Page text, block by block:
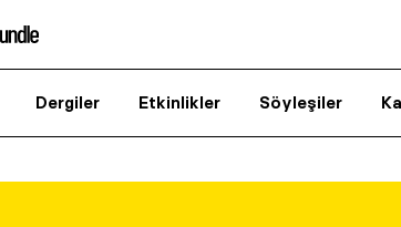
Dergiler Etkinlikler Söyleşiler